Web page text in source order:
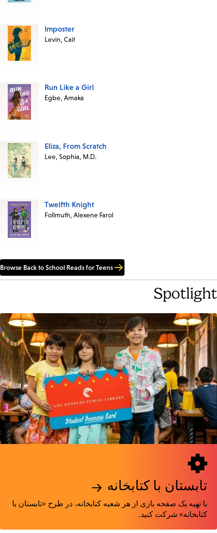
Imposter
Levin, Cait
Run Like a Girl
Egbe, Amaka
Eliza, From Scratch
Lee, Sophia, M.D.
Twelfth Knight
Follmuth, Alexene Farol
Browse Back to School Reads for Teens
Spotlight
تابستان با کتابخانه
با تهیه یک صفحه بازی از هر شعبه کتابخانه، در طرح «تابستان با
کتابخانه» شرکت کنید.